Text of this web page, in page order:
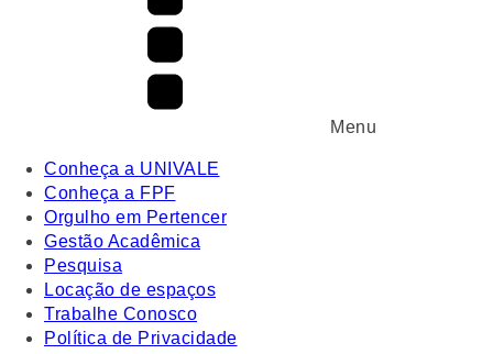
Menu
Conheça a UNIVALE
Conheça a FPF
Orgulho em Pertencer
Gestão Acadêmica
Pesquisa
Locação de espaços
Trabalhe Conosco
Política de Privacidade